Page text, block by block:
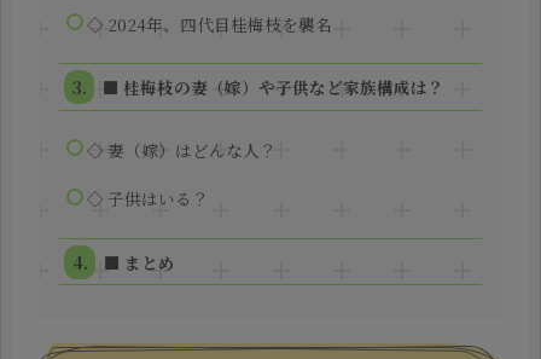
◇ 2024年、四代目桂梅枝を襲名
■ 桂梅枝の妻（嫁）や子供など家族構成は？
◇ 妻（嫁）はどんな人？
◇ 子供はいる？
■ まとめ